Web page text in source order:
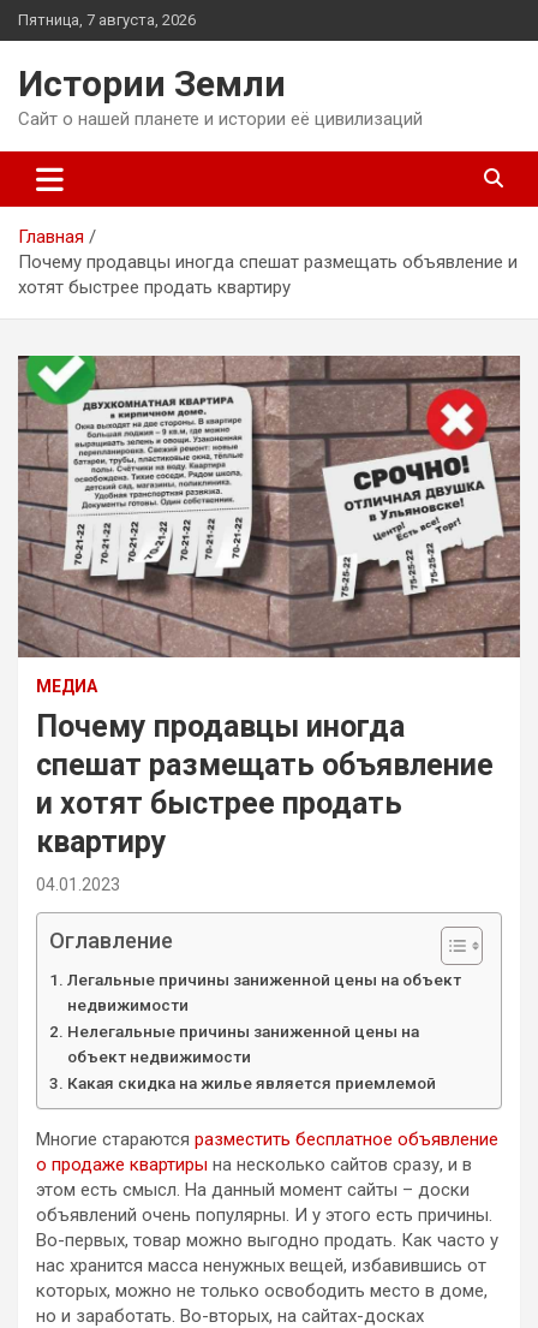
Перейти
к
Пятница, 7 августа, 2026
Истории Земли
Сайт о нашей планете и истории её цивилизаций
Главная
Почему продавцы иногда спешат размещать объявление и
хотят быстрее продать квартиру
МЕДИА
Почему продавцы иногда
спешат размещать объявление
и хотят быстрее продать
квартиру
04.01.2023
Оглавление
Легальные причины заниженной цены на объект
недвижимости
Нелегальные причины заниженной цены на
объект недвижимости
Какая скидка на жилье является приемлемой
Многие стараются разместить бесплатное объявление
о продаже квартиры на несколько сайтов сразу, и в
этом есть смысл. На данный момент сайты – доски
объявлений очень популярны. И у этого есть причины.
Во-первых, товар можно выгодно продать. Как часто у
нас хранится масса ненужных вещей, избавившись от
которых, можно не только освободить место в доме,
но и заработать. Во-вторых, на сайтах-досках